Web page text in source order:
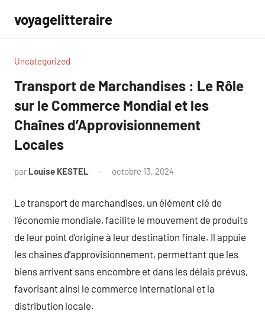
contenu
voyagelitteraire
Uncategorized
Transport de Marchandises : Le Rôle
sur le Commerce Mondial et les
Chaînes d’Approvisionnement
Locales
par Louise KESTEL octobre 13, 2024
Le transport de marchandises, un élément clé de
l’économie mondiale, facilite le mouvement de produits
de leur point d’origine à leur destination finale. Il appuie
les chaînes d’approvisionnement, permettant que les
biens arrivent sans encombre et dans les délais prévus,
favorisant ainsi le commerce international et la
distribution locale.